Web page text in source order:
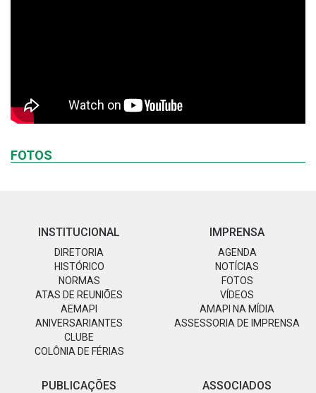
FOTOS
INSTITUCIONAL
DIRETORIA
HISTÓRICO
NORMAS
ATAS DE REUNIÕES
AEMAPI
ANIVERSARIANTES
CLUBE
COLÔNIA DE FÉRIAS
IMPRENSA
AGENDA
NOTÍCIAS
FOTOS
VÍDEOS
AMAPI NA MÍDIA
ASSESSORIA DE IMPRENSA
PUBLICAÇÕES ASSOCIADOS